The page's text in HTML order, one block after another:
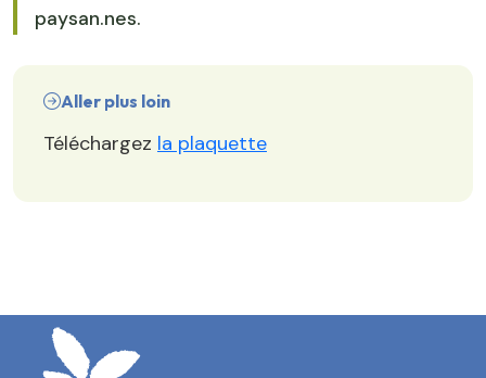
paysan.nes.
Aller plus loin
Téléchargez la plaquette